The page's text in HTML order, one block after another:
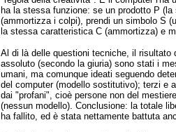
ha la stessa funzione: se un prodotto P
(ammortizza i colpi), prendi un simbolo S
la stessa caratteristica C (ammortizza) e
Al di là delle questioni tecniche, il risultato
assoluto (secondo la giuria) sono stati i
umani, ma comunque ideati seguendo
del computer (modello sostitutivo); terzi e
dai "profani", cioè persone non del
(nessun modello). Conclusione: la totale
ha fallito, ed è stata nettamente battuta